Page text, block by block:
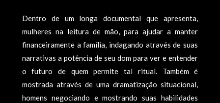
Dentro de um longa documental que apresenta,
mulheres na leitura de mão, para ajudar a manter
financeiramente a família, indagando através de suas
narrativas a potência de seu dom para ver e entender
o futuro de quem permite tal ritual. Também é
mostrada através de uma dramatização situacional,
homens negociando e mostrando suas habilidades